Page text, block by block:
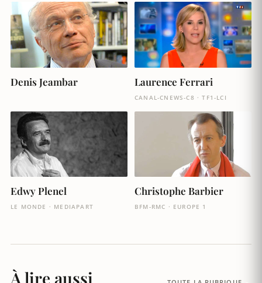
Denis Jeambar Laurence Ferrari
CANAL-CNEWS-C8 · TF1-LCI
Edwy Plenel
LE MONDE · MEDIAPART
Christophe Barbier
BFM-RMC · EUROPE 1
À lire aussi